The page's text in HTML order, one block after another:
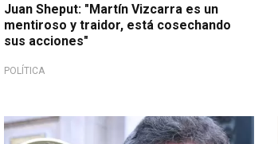
Juan Sheput: "Martín Vizcarra es un
mentiroso y traidor, está cosechando
sus acciones"
POLÍTICA
Debe responder